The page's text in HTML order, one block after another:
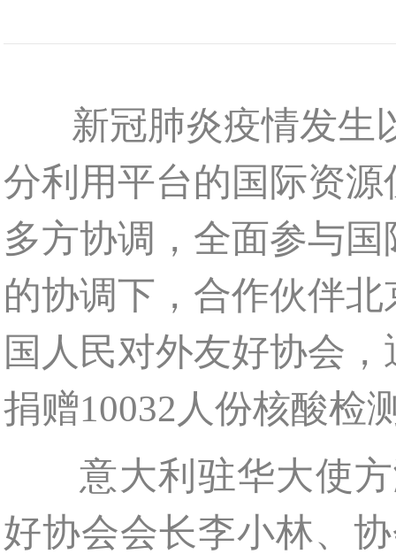
新冠肺炎疫情发生
分利用平台的国际资
多方协调，全面参与
的协调下，合作伙伴
国人民对外友好协会
捐赠10032人份核酸检
意大利驻华大使方
好协会会长李小林、